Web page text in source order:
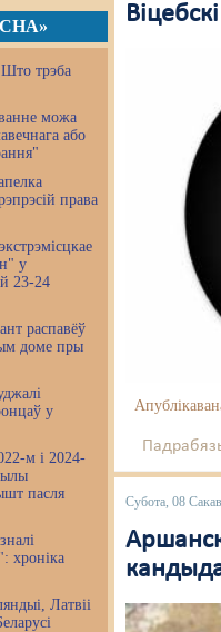
Што трэба
можа
або
права
у
23-24
распавёў
доме пры
у
м і 2024-
пасля
хроніка
Латвіі
Субота, 08